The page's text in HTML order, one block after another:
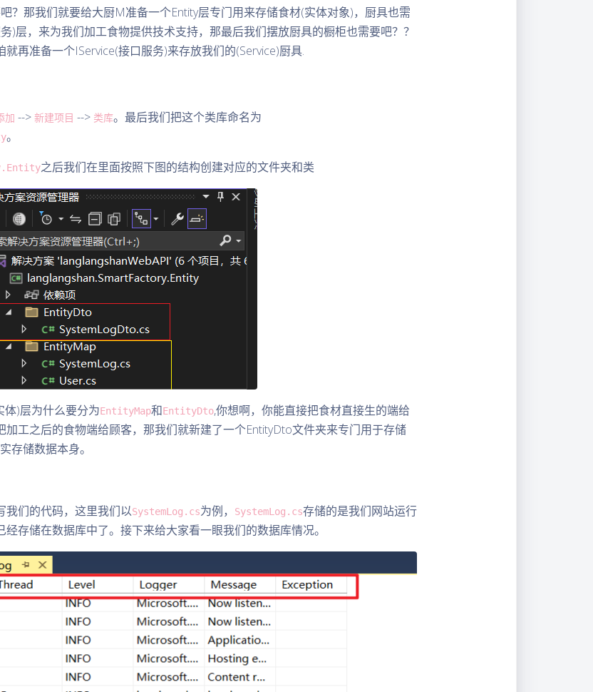
？那我们就要给大厨M准备一个Entity层专门用来存储食材(实体对象)，厨具也需
)层，来为我们加工食物提供技术支持，那最后我们摆放厨具的橱柜也需要吧？？
再准备一个IService(接口服务)来存放我们的(Service)厨具.
加 --> 新建项目 --> 类库。最后我们把这个类库命名为
。
之后我们在里面按照下图的结构创建对应的文件夹和类
体)层为什么要分为EntityMap和EntityDto,你想啊，你能直接把食材直接生的端给
工之后的食物端给顾客，那我们就新建了一个EntityDto文件夹来专门用于存储
存储数据本身。
我们的代码，这里我们以SystemLog.cs为例， SystemLog.cs存储的是我们网站运行
存储在数据库中了。接下来给大家看一眼我们的数据库情况。